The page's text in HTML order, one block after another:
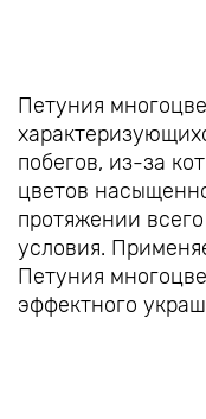
Петуния
побегов, из-за
цветов
протяжении
условия.
Петуния
эффектного